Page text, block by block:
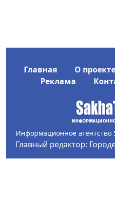
Главная О проекте
Реклама
Информационное агентство
Главный редактор: